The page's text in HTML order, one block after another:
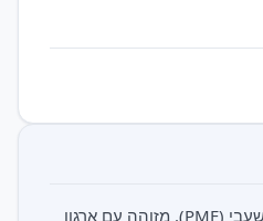
החטיבה ה-9 באל-חשד א-שעבי (PMF). מזוהה עם ארגון